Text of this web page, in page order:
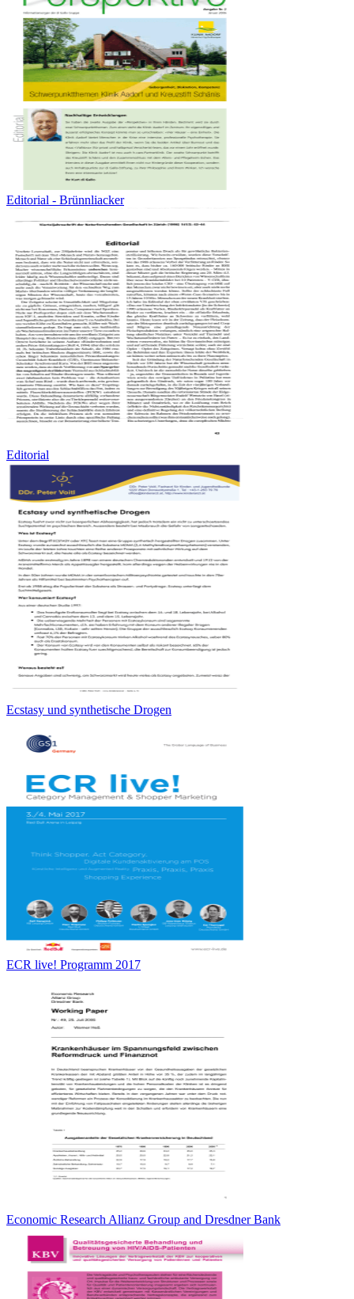
Editorial - Brünnliacker
Editorial
Ecstasy und synthetische Drogen
ECR live! Programm 2017
Economic Research Allianz Group and Dresdner Bank